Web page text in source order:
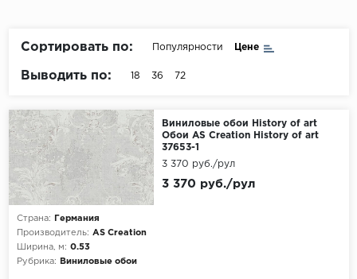
AS Creation
Фрески
Обои под покраску
Краска
Сортировать по: Популярности Цене
Выводить по: 18 36 72
Виниловые обои History of art
Обои AS Creation History of art
37653-1
Страна:
Германия
Производитель: AS Creation
Ширина, м: 0.53
Рубрика:
Виниловые обои
3 370 руб./рул
3 370 руб./рул